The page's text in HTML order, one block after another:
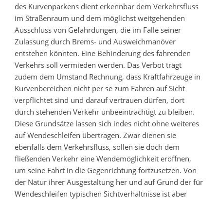
des Kurvenparkens dient erkennbar dem Verkehrsfluss
im Straßenraum und dem möglichst weitgehenden
Ausschluss von Gefährdungen, die im Falle seiner
Zulassung durch Brems- und Ausweichmanöver
entstehen könnten. Eine Behinderung des fahrenden
Verkehrs soll vermieden werden. Das Verbot trägt
zudem dem Umstand Rechnung, dass Kraftfahrzeuge in
Kurvenbereichen nicht per se zum Fahren auf Sicht
verpflichtet sind und darauf vertrauen dürfen, dort
durch stehenden Verkehr unbeeinträchtigt zu bleiben.
Diese Grundsätze lassen sich indes nicht ohne weiteres
auf Wendeschleifen übertragen. Zwar dienen sie
ebenfalls dem Verkehrsfluss, sollen sie doch dem
fließenden Verkehr eine Wendemöglichkeit eröffnen,
um seine Fahrt in die Gegenrichtung fortzusetzen. Von
der Natur ihrer Ausgestaltung her und auf Grund der für
Wendeschleifen typischen Sichtverhältnisse ist aber